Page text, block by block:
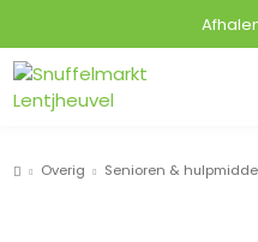
Overig Senioren &